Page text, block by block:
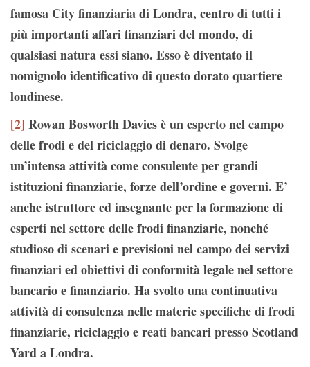
famosa City finanziaria di Londra, centro di tutti i
più importanti affari finanziari del mondo, di
qualsiasi natura essi siano. Esso è diventato il
nomignolo identificativo di questo dorato quartiere
londinese.
[2] Rowan Bosworth Davies è un esperto nel campo
delle frodi e del riciclaggio di denaro. Svolge
un’intensa attività come consulente per grandi
istituzioni finanziarie, forze dell’ordine e governi. E’
anche istruttore ed insegnante per la formazione di
esperti nel settore delle frodi finanziarie, nonché
studioso di scenari e previsioni nel campo dei servizi
finanziari ed obiettivi di conformità legale nel settore
bancario e finanziario. Ha svolto una continuativa
attività di consulenza nelle materie specifiche di frodi
finanziarie, riciclaggio e reati bancari presso Scotland
Yard a Londra.